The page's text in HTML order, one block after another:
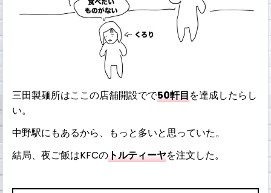
三田製麺所はここの店舗開設でで50軒目を達成したらし
い。
中野駅にもあるから、もっと多いと思っていた。
結局、夜ご飯はKFCのトルティーヤを注文した。